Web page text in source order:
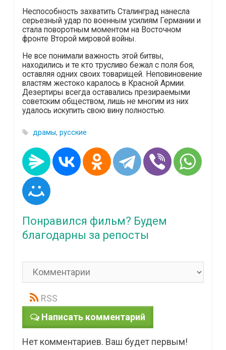
Неспособность захватить Сталинград нанесла
серьезный удар по военным усилиям Германии и
стала поворотным моментом на Восточном
фронте Второй мировой войны.
Не все понимали важность этой битвы,
находились и те кто трусливо бежал с поля боя,
оставляя одних своих товарищей. Неповиновение
властям жестоко каралось в Красной Армии.
Дезертиры всегда оставались презираемыми
советским обществом, лишь не многим из них
удалось искупить свою вину полностью.
драмы, русские
Понравился фильм? Будем
благодарны за репосты
RSS
Написать комментарий
Нет комментариев. Ваш будет первым!